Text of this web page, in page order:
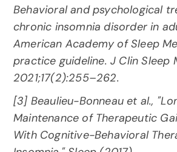
Behavioral and psychological
chronic insomnia disorder in
American Academy of Sleep
practice guideline. J Clin Sleep
2021;17(2):255–262.
[3] Beaulieu-Bonneau et al.,
Maintenance of Therapeutic
With Cognitive-Behavioral